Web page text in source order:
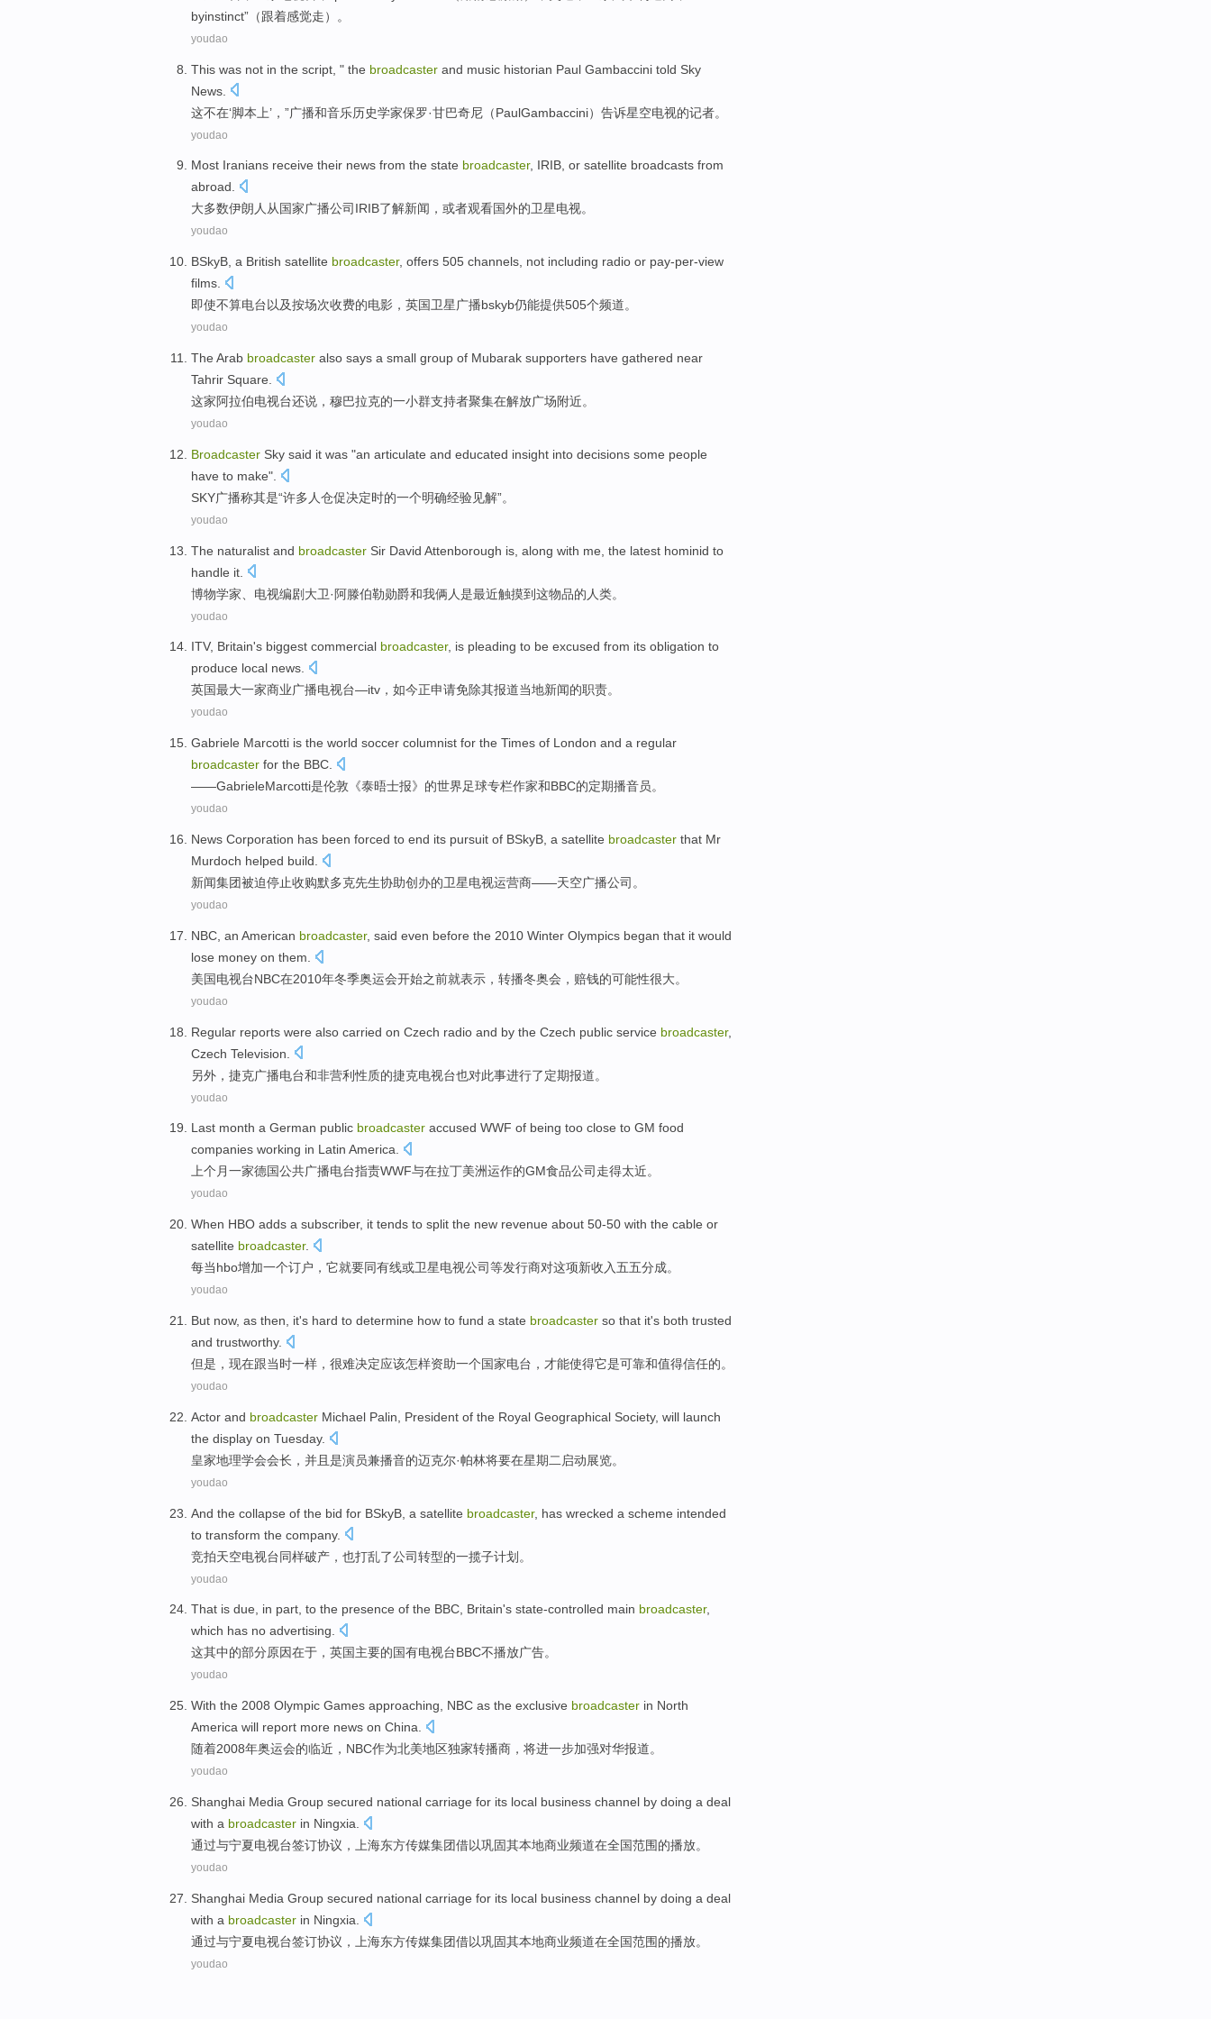
byinstinct”（跟着感觉走）。
youdao
This was not in the script , " the broadcaster and music historian Paul Gambaccini told Sky
News.
这不在‘脚本 上’，”广播和音乐历史学家保罗·甘巴奇尼（PaulGambaccini） 告诉星空电视的记者。
youdao
Most Iranians receive their news from the state broadcaster, IRIB, or satellite broadcasts from
abroad.
大多数伊朗人从国家广播公司IRIB了解新闻 ， 或者观看国外的卫星电视。
youdao
BSkyB , a British satellite broadcaster, offers 505 channels , not including radio or pay-per-view
films
即使不算电台以及按场次收费的电影， 英国卫星广播bskyb仍能提供505个频道。
youdao
The Arab broadcaster also says a small group of Mubarak supporters have gathered near
Tahrir Square
这家阿拉伯电视台还说 ， 穆巴拉克的一小群支持者聚集在解放广场附近。
youdao
Broadcaster Sky said it was "an articulate and educated insight into decisions some people
have to make".
SKY广播称其是“许多 人仓促决定时的一个明确经验见解”。
youdao
The naturalist and broadcaster Sir David Attenborough is , along with me, the latest hominid to
handle it
博物学家、 电视编剧大卫·阿滕伯勒勋爵和我俩人是最近触摸到这物品的 人类。
youdao
ITV, Britain's biggest commercial broadcaster, is pleading to be excused from its obligation to
produce local news.
英国最大一家商业广播电视台—itv ，如今正申请免除其报道当地新闻的职责。
youdao
Gabriele Marcotti is the world soccer columnist for the Times of London and a regular
broadcaster for the BBC
——GabrieleMarcotti是伦敦 《泰晤士报》 的世界足球专栏作家和BBC的定期播音员。
youdao
News Corporation has been forced to end its pursuit of BSkyB, a satellite broadcaster that Mr
Murdoch helped build.
新闻集团被迫停止收购默多克先生协助创办的卫星电视运营商——天空广播公司。
youdao
NBC , an American broadcaster, said even before the 2010 Winter Olympics began that it would
lose money on them.
美国电视台NBC在2010年冬季奥运会开始之前就表示 ，转播冬奥会， 赔钱的可能性很大。
youdao
Regular reports were also carried on Czech radio and by the Czech public service broadcaster,
Czech Television
另外， 捷克广播电台和非营利性质的捷克电视台也对此事进行了定期报道。
youdao
Last month a German public broadcaster accused WWF of being too close to GM food
companies working in Latin America.
上个月一家德国公共广播电台指责WWF与在拉丁美洲运作的GM食品公司 走得太近。
youdao
When HBO adds a subscriber, it tends to split the new revenue about 50-50 with the cable or
satellite broadcaster.
每当hbo增加一个订户 ， 它就要同有线或卫星电视公司等发行商对这项新收入 五五分成。
youdao
But now, as then it's hard to determine how to fund a state broadcaster so that it's both trusted
and trustworthy.
但是 ， 现在跟当时一样， 很难决定应该怎样资助一个国家电台 ，才能使得它是可靠和值得信任的。
youdao
Actor and broadcaster Michael Palin President of the Royal Geographical Society, will launch
the display on Tuesday.
皇家地理学会会长 ，并且是演员兼播音的迈克尔·帕林将要在星期二 启动展览。
youdao
And the collapse of the bid for BSkyB , a satellite broadcaster, has wrecked a scheme intended
to transform the company.
竞拍天空电视台同样破产 ， 也打乱了公司转型的一揽子计划。
youdao
That is due, in part, to the presence of the BBC, Britain's state-controlled main broadcaster,
which has no advertising.
这其中的部分原因在于 ， 英国主要的国有电视台BBC不播放广告。
youdao
With the 2008 Olympic Games approaching NBC as the exclusive broadcaster in North
America will report more news on China.
随着2008年奥运会的临近 ， NBC作为北美地区独家转播商， 将进一步加强对华报道。
youdao
Shanghai Media Group secured national carriage for its local business channel by doing a deal
with a broadcaster in Ningxia
通过与宁夏电视台签订协议 ， 上海东方传媒集团借以巩固其本地商业频道在全国范围的播放。
youdao
Shanghai Media Group secured national carriage for its local business channel by doing a deal
with a broadcaster in Ningxia
通过与宁夏电视台签订协议 ， 上海东方传媒集团借以巩固其本地商业频道在全国范围的播放。
youdao